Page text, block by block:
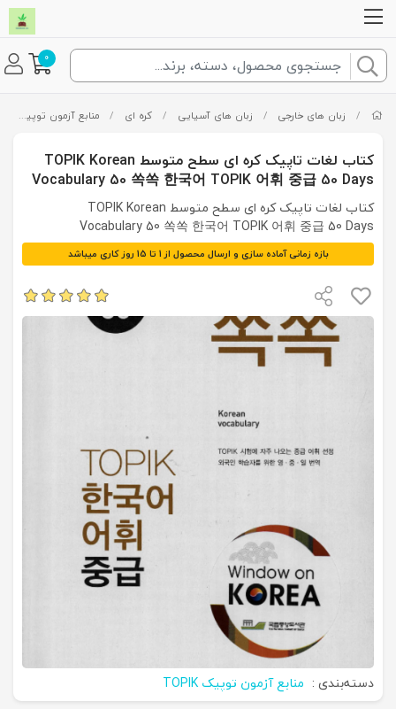
0
/ زبان های خارجی / زبان های آسیایی / کره ای / منابع آزمون توپیک TOPIK
کتاب لغات تاپیک کره ای سطح متوسط TOPIK Korean
Vocabulary 50 쏙쏙 한국어 TOPIK 어휘 중급 50 Days
کتاب لغات تاپیک کره ای سطح متوسط TOPIK Korean
Vocabulary 50 쏙쏙 한국어 TOPIK 어휘 중급 50 Days
بازه زمانی آماده سازی و ارسال محصول از 1 تا 15 روز کاری میباشد
دسته‌بندی : منابع آزمون توپیک TOPIK